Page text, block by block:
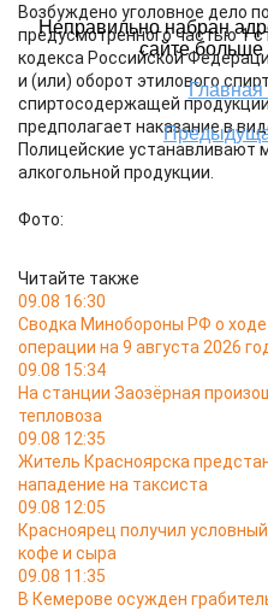
Возбуждено уголовное дело
предусмотренного частью 1
кодекса Российской
и (или) оборот этилового
спиртосодержащей
предполагает наказание в
Полицейские устанавливают
алкогольной продукции.
Фото:
Читайте также
09.08 16:30
Сводка Минобороны РФ о
операции на 9 августа 2026
09.08 15:34
На станции Заозёрная
тепловоза
09.08 12:35
Житель Красноярска
нападение на таксиста
09.08 12:05
Красноярец получил
кофе и сыра
09.08 11:35
В Кемерове осужден